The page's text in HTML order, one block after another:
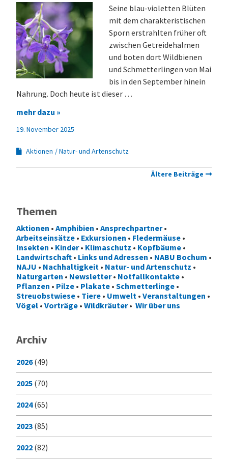
Seine blau-violetten Blüten
mit dem charakteristischen
Sporn erstrahlten früher oft
zwischen Getreidehalmen
und boten dort Wildbienen
und Schmetterlingen von Mai
bis in den September hinein
Nahrung. Doch heute ist dieser …
mehr dazu »
19. November 2025
Aktionen Natur- und Artenschutz
Ältere Beiträge
Themen
Aktionen • Amphibien • Ansprechpartner•
Arbeitseinsätze • Exkursionen • Fledermäuse •
Insekten • Kinder• Klimaschutz • Kopfbäume •
Landwirtschaft • Links und Adressen • NABU Bochum •
NAJU • Nachhaltigkeit • Natur- und Artenschutz •
Naturgarten • Newsletter• Notfallkontakte •
Pflanzen • Pilze • Plakate • Schmetterlinge •
Streuobstwiese • Tiere • Umwelt • Veranstaltungen •
Vögel • Vorträge • Wildkräuter• Wir über uns
Archiv
2026(49)
2025 (70)
2024(65)
2023 (85)
2022 (82)